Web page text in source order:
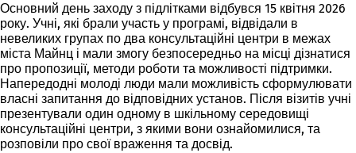
Основний день заходу з підлітками відбувся 15 квітня 2026
року. Учні, які брали участь у програмі, відвідали в
невеликих групах по два консультаційні центри в межах
міста Майнц і мали змогу безпосередньо на місці дізнатися
про пропозиції, методи роботи та можливості підтримки.
Напередодні молоді люди мали можливість сформулювати
власні запитання до відповідних установ. Після візитів учні
презентували один одному в шкільному середовищі
консультаційні центри, з якими вони ознайомилися, та
розповіли про свої враження та досвід.